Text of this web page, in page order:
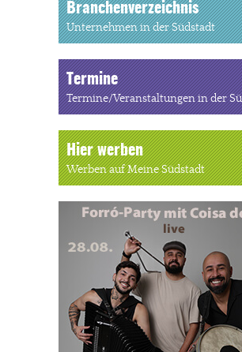
Branchenverzeichnis
Unternehmen in der Südstadt
Termine
Termine/Veranstaltungen in der
Hier werben
Werben auf Meine Südstadt